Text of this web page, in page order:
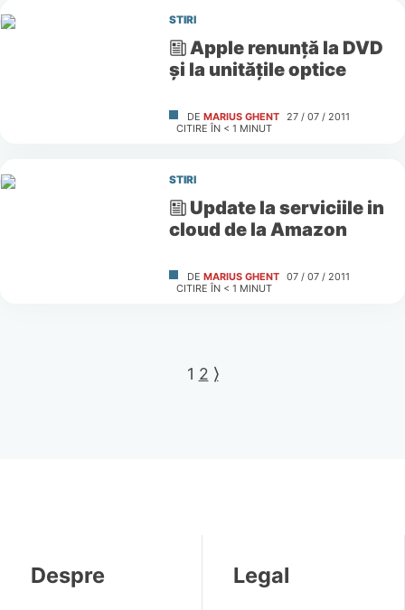
STIRI
Apple renunţă la DVD
şi la unităţile optice
DE MARIUS GHENT 27 / 07 / 2011
CITIRE ÎN < 1 MINUT
STIRI
Update la serviciile in
cloud de la Amazon
DE MARIUS GHENT 07 / 07 / 2011
CITIRE ÎN < 1 MINUT
1 2 ⟩
Despre Legal